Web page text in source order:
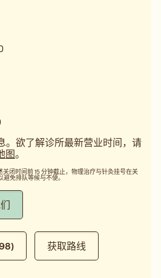
。欲了解诊所最新营业时间，请
图。
闭时间前 15 分钟截止，物理治疗与针灸挂号在关
免排队等候与不便。
获取路线